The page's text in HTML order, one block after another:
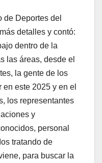
de Deportes del
detalles y contó:
dentro de la
las áreas, desde el
la gente de los
este 2025 y en el
los representantes
y
personal
tratando de
para buscar la